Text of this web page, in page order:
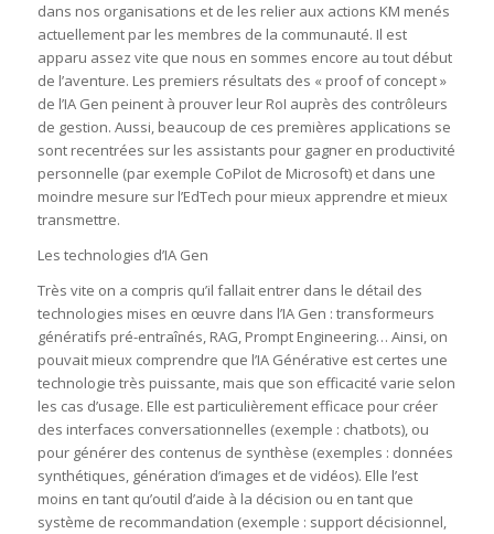
dans nos organisations et de les relier aux actions KM menés
actuellement par les membres de la communauté. Il est
apparu assez vite que nous en sommes encore au tout début
de l’aventure. Les premiers résultats des « proof of concept »
de l’IA Gen peinent à prouver leur RoI auprès des contrôleurs
de gestion. Aussi, beaucoup de ces premières applications se
sont recentrées sur les assistants pour gagner en productivité
personnelle (par exemple CoPilot de Microsoft) et dans une
moindre mesure sur l’EdTech pour mieux apprendre et mieux
transmettre.
Les technologies d’IA Gen
Très vite on a compris qu’il fallait entrer dans le détail des
technologies mises en œuvre dans l’IA Gen : transformeurs
génératifs pré-entraînés​, RAG​, Prompt Engineering​… Ainsi, on
pouvait mieux comprendre que l’IA Générative est certes une
technologie très puissante, mais que son efficacité varie selon
les cas d’usage. Elle est particulièrement efficace pour créer
des interfaces conversationnelles (exemple : chatbots), ou
pour générer des contenus de synthèse (exemples : données
synthétiques, génération d’images et de vidéos).​ Elle l’est
moins en tant qu’outil d’aide à la décision ou en tant que
système de recommandation (exemple : support décisionnel,